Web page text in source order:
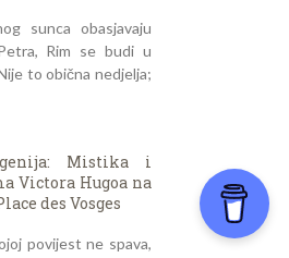
sunca obasjavaju
Rim se budi u
to obična nedjelja;
Mistika i
Victora Hugoa na
des Vosges
povijest ne spava,